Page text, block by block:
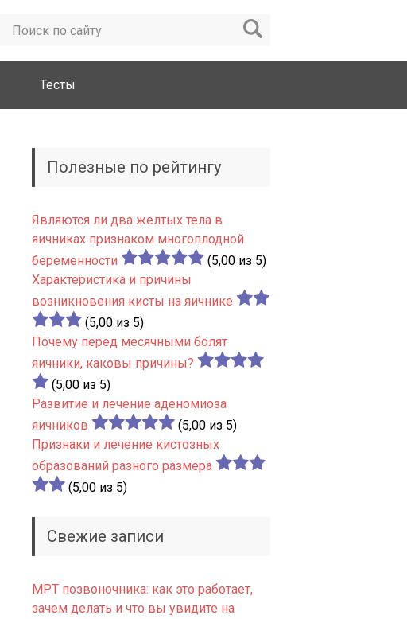
Тесты
Полезные по рейтингу
Являются ли два желтых тела в
яичниках признаком многоплодной
беременности
(5,00 из 5)
Характеристика и причины
возникновения кисты на яичнике
(5,00 из 5)
Почему перед месячными болят
яичники, каковы причины?
(5,00 из 5)
Развитие и лечение аденомиоза
яичников
(5,00 из 5)
Признаки и лечение кистозных
образований разного размера
(5,00 из 5)
Свежие записи
МРТ позвоночника: как это работает,
зачем делать и что вы увидите на